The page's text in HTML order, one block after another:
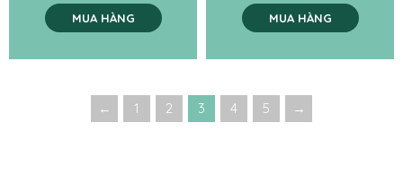
MUA HÀNG MUA HÀNG
← 1 2 3 4 5 →